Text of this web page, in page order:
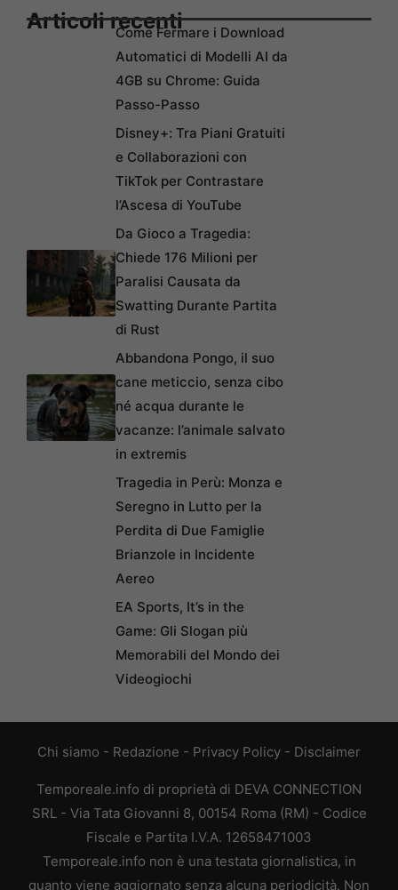
Articoli recentiCome Fermare i Download
Automatici di Modelli AI da
4GB su Chrome: Guida
Passo-Passo
Disney+: Tra Piani Gratuiti
e Collaborazioni con
TikTok per Contrastare
l’Ascesa di YouTube
Da Gioco a Tragedia:
Chiede 176 Milioni per
Paralisi Causata da
Swatting Durante Partita
di Rust
Abbandona Pongo, il suo
cane meticcio, senza cibo
né acqua durante le
vacanze: l’animale salvato
in extremis
Tragedia in Perù: Monza e
Seregno in Lutto per la
Perdita di Due Famiglie
Brianzole in Incidente
Aereo
EA Sports, It’s in the
Game: Gli Slogan più
Memorabili del Mondo dei
Videogiochi
Chi siamo - Redazione - Privacy Policy - Disclaimer
Temporeale.info di proprietà di DEVA CONNECTION
SRL - Via Tata Giovanni 8, 00154 Roma (RM) - Codice
Fiscale e Partita I.V.A. 12658471003
Temporeale.info non è una testata giornalistica, in
quanto viene aggiornato senza alcuna periodicità. Non